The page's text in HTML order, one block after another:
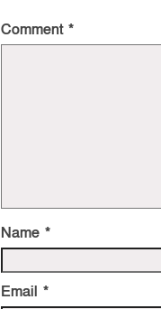
Comment *
Name *
Email *